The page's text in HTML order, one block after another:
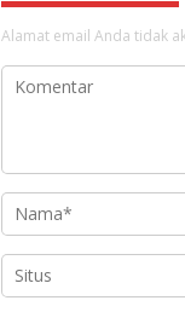
Alamat email Anda tidak